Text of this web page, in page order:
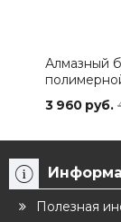
Алмазный
3 960 руб.
Полезная